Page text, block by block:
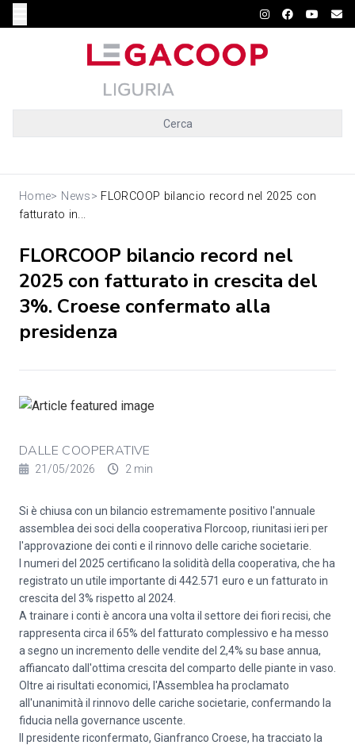
Cerca
Home> News> FLORCOOP bilancio record nel 2025 con
fatturato in...
FLORCOOP bilancio record nel
2025 con fatturato in crescita del
3%. Croese confermato alla
presidenza
DALLE COOPERATIVE
21/05/2026 2 min
Si è chiusa con un bilancio estremamente positivo l'annuale
assemblea dei soci della cooperativa Florcoop, riunitasi ieri per
l'approvazione dei conti e il rinnovo delle cariche societarie.
I numeri del 2025 certificano la solidità della cooperativa, che ha
registrato un utile importante di 442.571 euro e un fatturato in
crescita del 3% rispetto al 2024.
A trainare i conti è ancora una volta il settore dei fiori recisi, che
rappresenta circa il 65% del fatturato complessivo e ha messo
a segno un incremento delle vendite del 2,4% su base annua,
affiancato dall'ottima crescita del comparto delle piante in vaso.
Oltre ai risultati economici, l'Assemblea ha proclamato
all'unanimità il rinnovo delle cariche societarie, confermando la
fiducia nella governance uscente.
Il presidente riconfermato, Gianfranco Croese, ha tracciato la